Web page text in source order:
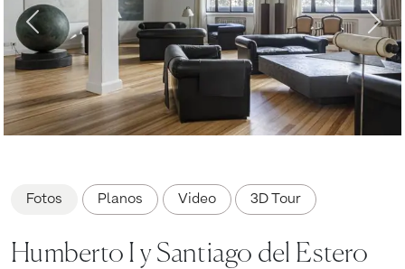
Fotos Planos Video 3D Tour
Humberto I y Santiago del Estero